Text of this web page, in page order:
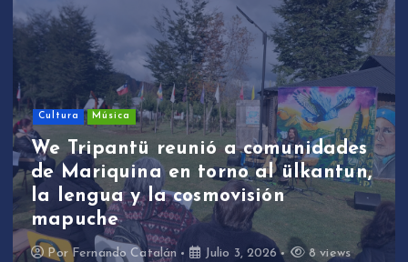
Cultura Música
We Tripantü reunió a comunidades
de Mariquina en torno al ülkantun,
la lengua y la cosmovisión
mapuche
Por Fernando Catalán Julio 3, 2026 8 views